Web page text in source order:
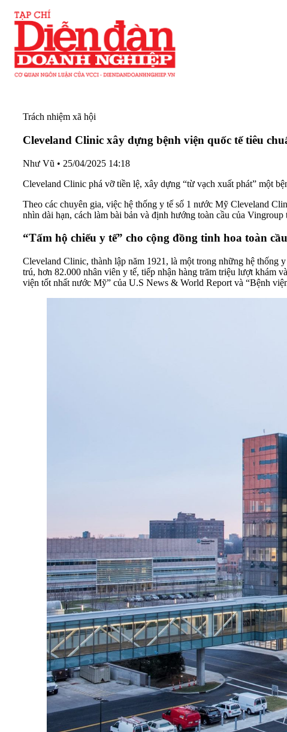
Trách nhiệm xã hội
Cleveland Clinic xây dựng bệnh viện quốc tế tiêu
Như Vũ • 25/04/2025 14:18
Cleveland Clinic phá vỡ tiền lệ, xây dựng “từ vạch xuất phát” một
Theo các chuyên gia, việc hệ thống y tế số 1 nước Mỹ Cleveland
nhìn dài hạn, cách làm bài bản và định hướng toàn cầu của
“Tấm hộ chiếu y tế” cho cộng đồng tinh hoa toàn cầu
Cleveland Clinic, thành lập năm 1921, là một trong những hệ thống
trú, hơn 82.000 nhân viên y tế, tiếp nhận hàng trăm triệu lượt khám
viện tốt nhất nước Mỹ” của U.S News & World Report và “Bệnh